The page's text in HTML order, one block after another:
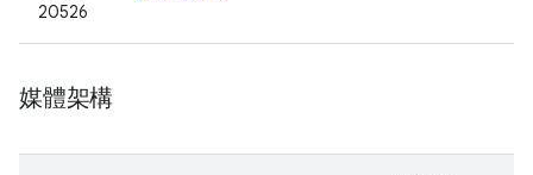
20526
媒體架構